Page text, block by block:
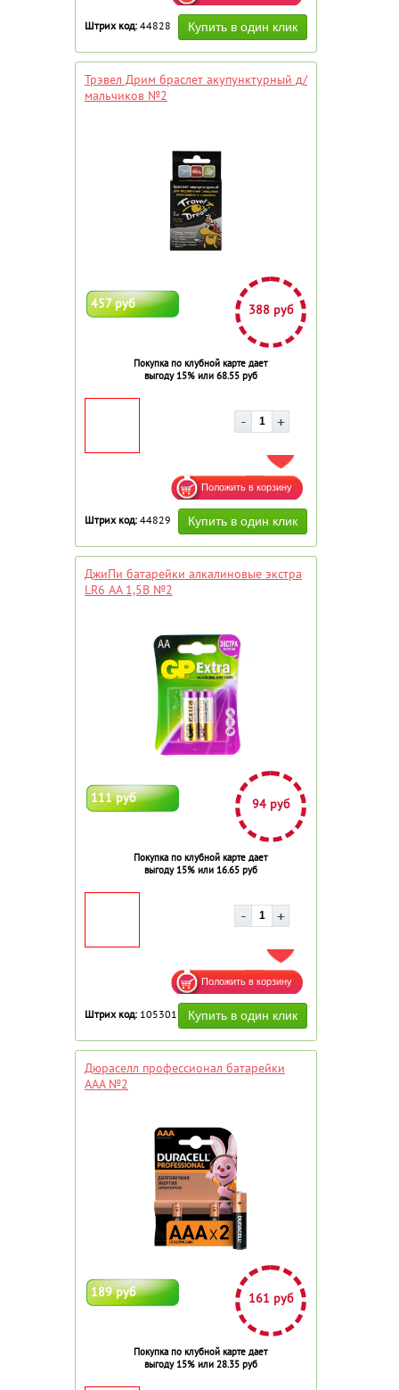
Штрих код: 44828
Трэвел Дрим браслет акупунктурный д/
мальчиков №2
457 руб 388 руб
Покупка по клубной карте дает
выгоду 15% или 68.55 руб
ДОБАВИТЬ В ИЗБРАННОЕ
Штрих код: 44829
ДжиПи батарейки алкалиновые экстра
LR6 АА 1,5В №2
111 руб 94 руб
Покупка по клубной карте дает
выгоду 15% или 16.65 руб
ДОБАВИТЬ В ИЗБРАННОЕ
Штрих код: 105301
Дюраселл профессионал батарейки
ААА №2
189 руб 161 руб
Покупка по клубной карте дает
выгоду 15% или 28.35 руб